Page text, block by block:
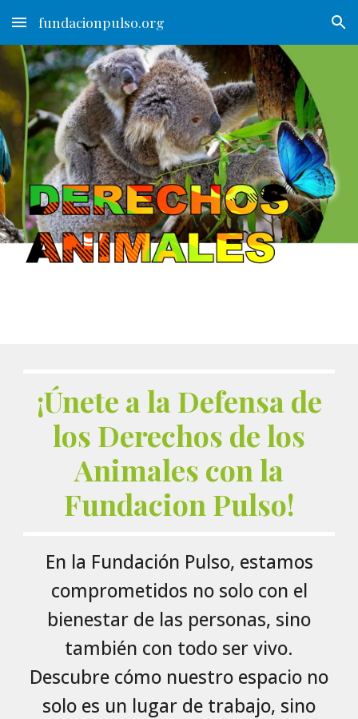
Skip to main content Skip to navigation
fundacionpulso.org
¡Únete a la Defensa de
los Derechos de los
Animales con la
Fundacion Pulso!
En la Fundación Pulso, estamos
comprometidos no solo con el
bienestar de las personas, sino
también con todo ser vivo.
Descubre cómo nuestro espacio no
solo es un lugar de trabajo, sino